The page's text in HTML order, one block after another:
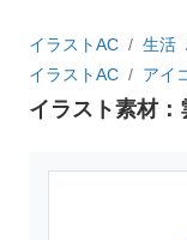
イラストAC 生活
イラストAC
アイ
イラスト素材：